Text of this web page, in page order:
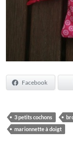
Facebook
3 petits cochons
marionnette à doigt